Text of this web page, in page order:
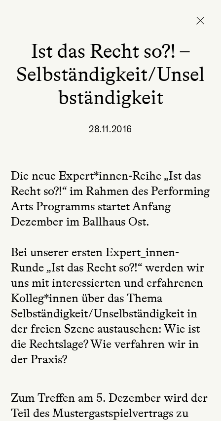
Ist das Recht so?! –
Selbständigkeit/Unsel
bständigkeit
28.11.2016
Die neue Expert*innen-Reihe „Ist das
Recht so?!“ im Rahmen des Performing
Arts Programms startet Anfang
Dezember im Ballhaus Ost.
Bei unserer ersten Expert_innen-
Runde „Ist das Recht so?!“ werden wir
uns mit interessierten und erfahrenen
Kolleg*innen über das Thema
Selbständigkeit/Unselbständigkeit in
der freien Szene austauschen: Wie ist
die Rechtslage? Wie verfahren wir in
der Praxis?
Zum Treffen am 5. Dezember wird der
Teil des Mustergastspielvertrags zu